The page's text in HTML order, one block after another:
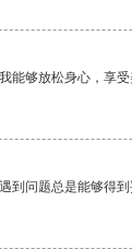
能够放松身心，享受
到问题总是能够得到